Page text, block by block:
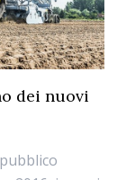
dei nuovi